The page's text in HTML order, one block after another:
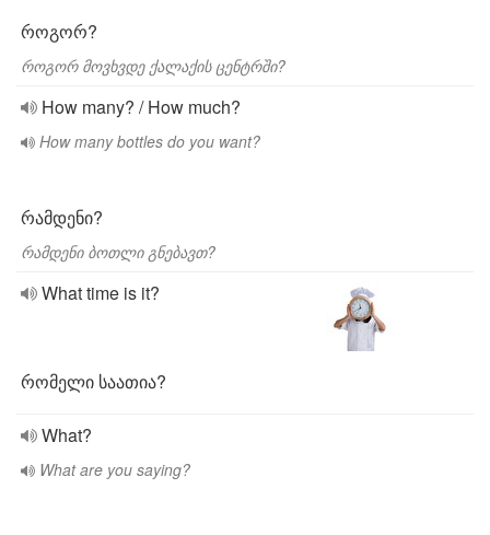
როგორ?
როგორ მოვხვდე ქალაქის ცენტრში?
How many? / How much?
How many bottles do you want?
რამდენი?
რამდენი ბოთლი გნებავთ?
What time is it?
რომელი საათია?
What?
What are you saying?